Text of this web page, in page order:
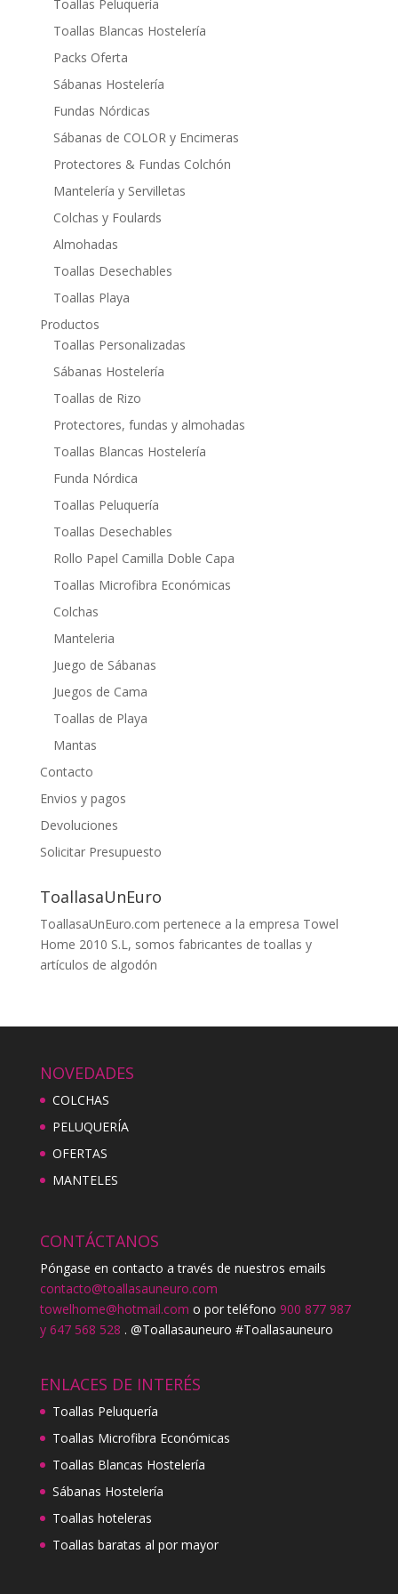
Toallas Peluquería
Toallas Blancas Hostelería
Packs Oferta
Sábanas Hostelería
Fundas Nórdicas
Sábanas de COLOR y Encimeras
Protectores & Fundas Colchón
Mantelería y Servilletas
Colchas y Foulards
Almohadas
Toallas Desechables
Toallas Playa
Productos
Toallas Personalizadas
Sábanas Hostelería
Toallas de Rizo
Protectores, fundas y almohadas
Toallas Blancas Hostelería
Funda Nórdica
Toallas Peluquería
Toallas Desechables
Rollo Papel Camilla Doble Capa
Toallas Microfibra Económicas
Colchas
Manteleria
Juego de Sábanas
Juegos de Cama
Toallas de Playa
Mantas
Contacto
Envios y pagos
Devoluciones
Solicitar Presupuesto
ToallasaUnEuro
ToallasaUnEuro.com pertenece a la empresa Towel
Home 2010 S.L, somos fabricantes de toallas y
artículos de algodón
NOVEDADES
COLCHAS
PELUQUERÍA
OFERTAS
MANTELES
CONTÁCTANOS
Póngase en contacto a través de nuestros emails
contacto@toallasauneuro.com
towelhome@hotmail.com o por teléfono 900 877 987
y 647 568 528 . @Toallasauneuro #Toallasauneuro
ENLACES DE INTERÉS
Toallas Peluquería
Toallas Microfibra Económicas
Toallas Blancas Hostelería
Sábanas Hostelería
Toallas hoteleras
Toallas baratas al por mayor